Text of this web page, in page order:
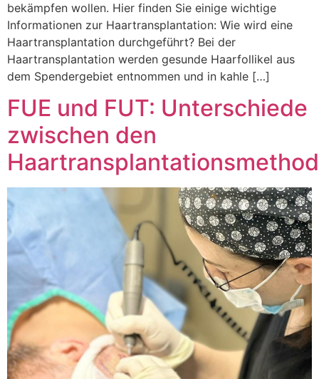
bekämpfen wollen. Hier finden Sie einige wichtige
Informationen zur Haartransplantation: Wie wird eine
Haartransplantation durchgeführt? Bei der
Haartransplantation werden gesunde Haarfollikel aus
dem Spendergebiet entnommen und in kahle […]
FUE und FUT: Unterschiede
zwischen den